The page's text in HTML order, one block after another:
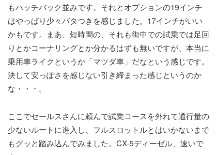
もハッチバック並みです。それとオプションの19インチ
はやっぱり少々バタつきを感じました。17インチがいい
かもです。まあ、短時間の、それも街中での試乗では足回
りとかコーナリングとか分かるはずも無いですが、本当に
乗用車ライクというか「マツダ車」だなという感じです。
決して安っぽさを感じない引き締まった感じというのか
な・・・。
ここでセールスさんに頼んで試乗コースを外れて通行量の
少ないルートに進入し、フルスロットルとはいかないまで
もグッと踏み込んでみました。CX-5ディーゼル、速いで